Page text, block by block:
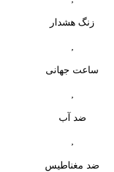
زنگ هشدار
ساعت جهانی
ضد آب
,
ضد مغناطیس